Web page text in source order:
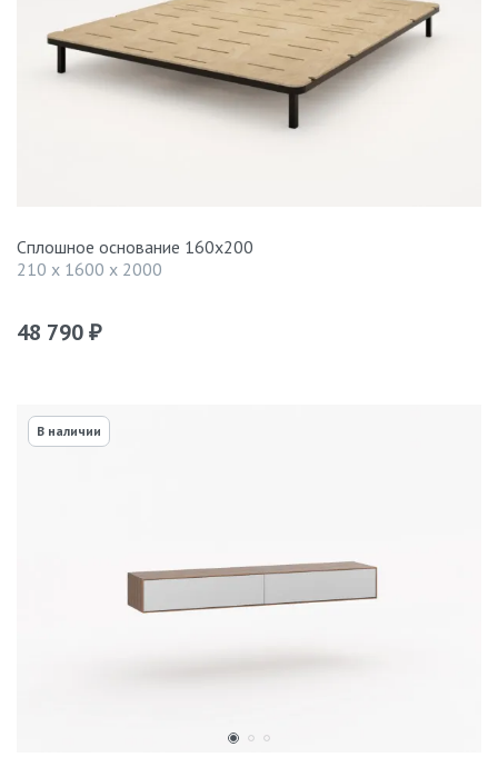
Сплошное основание 160х200
210 x 1600 x 2000
48 790 ₽
В наличии